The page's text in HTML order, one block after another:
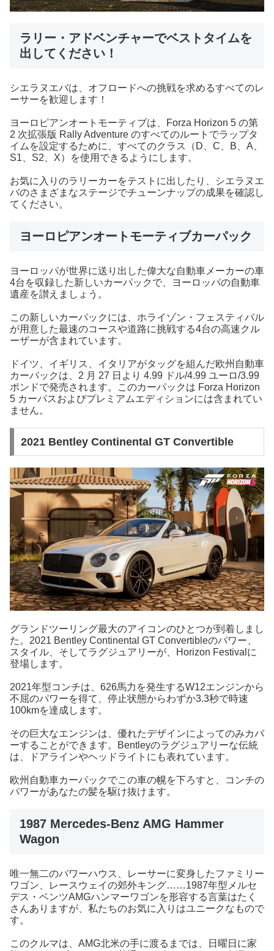
ラリー・アドベンチャーでベストタイムを
出してください！
シエラヌエバは、オフロードへの挑戦を求めるすべてのレ
ーサーを歓迎します！
ヨーロピアンオートモーティブは、Forza Horizon 5 の第
2 次拡張版 Rally Adventure のすべてのルートでラップタ
イムを設定するために、すべてのクラス（D、C、B、A、
S1、S2、X）を使用できるようにします。
お気に入りのラリーカーをテストに出したり、シエラヌエ
バのさまざまなステージでチューンナップの成果を確認し
てください。
ヨーロピアンオートモーティブカーパック
ヨーロッパが世界に送り出した偉大な自動車メーカーの車
4台を収録した新しいカーパックで、ヨーロッパの自動車
遺産を讃えましょう。
この新しいカーパックには、ホライゾン・フェスティバル
が用意した最速のコースや道路に挑戦する4台の高速クル
ーザーが含まれています。
ドイツ、イギリス、イタリアがタッグを組んだ欧州自動車
カーパックは、2 月 27 日より 4.99 ドル/4.99 ユーロ/3.99
ポンドで発売されます。このカーパックは Forza Horizon
5 カーパスおよびプレミアムエディションには含まれてい
ません。
2021 Bentley Continental GT Convertible
グランドツーリング最大のアイコンのひとつが到着しまし
た。2021 Bentley Continental GT Convertibleのパワー、
スタイル、そしてラグジュアリーが、Horizon Festivalに
登場します。
2021年型コンチは、626馬力を発生するW12エンジンから
不屈のパワーを得て、停止状態からわずか3.3秒で時速
100kmを達成します。
その巨大なエンジンは、優れたデザインによってのみカバ
ーすることができます。Bentleyのラグジュアリーな伝統
は、ドアラインやヘッドライトにも表れています。
欧州自動車カーパックでこの車の幌を下ろすと、コンチの
パワーがあなたの髪を駆け抜けます。
1987 Mercedes-Benz AMG Hammer
Wagon
唯一無二のパワーハウス、レーサーに変身したファミリー
ワゴン、レースウェイの郊外キング……1987年型メルセ
デス・ベンツAMGハンマーワゴンを形容する言葉はたく
さんありますが、私たちのお気に入りはユニークなもので
す。
このクルマは、AMG北米の手に渡るまでは、日曜日に家